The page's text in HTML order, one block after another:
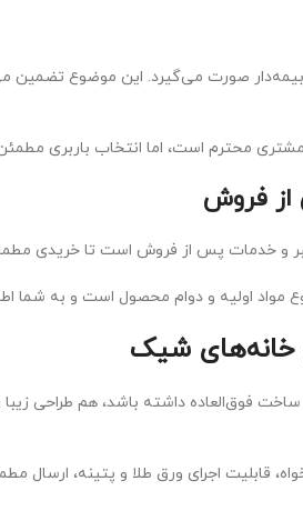
بیمه‌دار صورت می‌گیرد. این موضوع
محترم است، اما انتخاب باربری
از فروش
و خدمات پس از فروش است تا خریدی
مواد اولیه و دوام محصول است و به
خانه‌های شیک
فوق‌العاده داشته باشد، هم طراحی
قابلیت اجرای ورق طلا و پتینه،